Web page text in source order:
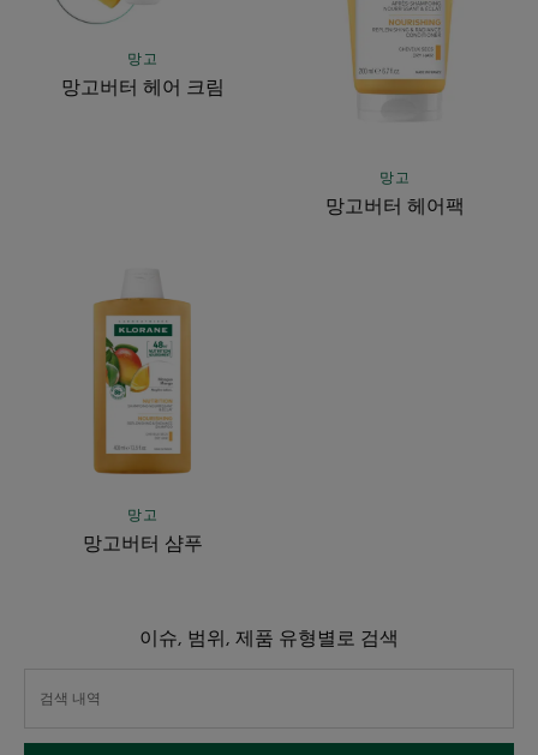
망고
망고버터 헤어 크림
망고
망고버터 헤어팩
고
버
터
샴
푸
망고
망고버터 샴푸
이슈, 범위, 제품 유형별로 검색